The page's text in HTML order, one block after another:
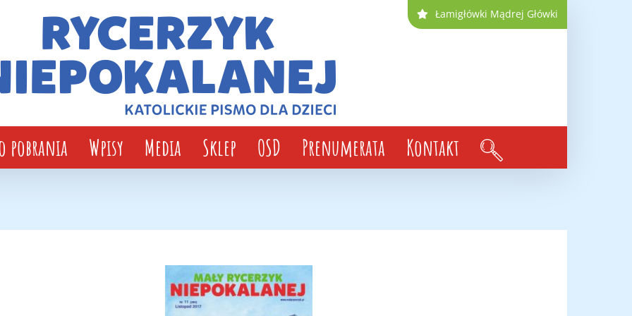
Łamigłówki Mądrej Główki
pobrania Wpisy Media Sklep OSD Prenumerata Kontakt